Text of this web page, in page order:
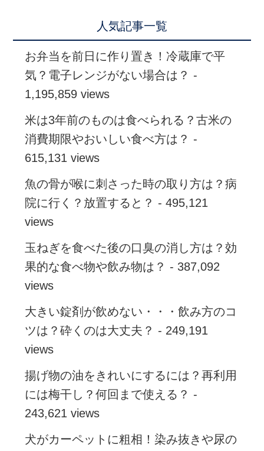
人気記事一覧
お弁当を前日に作り置き！冷蔵庫で平
気？電子レンジがない場合は？ -
1,195,859 views
米は3年前のものは食べられる？古米の
消費期限やおいしい食べ方は？ -
615,131 views
魚の骨が喉に刺さった時の取り方は？病
院に行く？放置すると？ - 495,121
views
玉ねぎを食べた後の口臭の消し方は？効
果的な食べ物や飲み物は？ - 387,092
views
大きい錠剤が飲めない・・・飲み方のコ
ツは？砕くのは大丈夫？ - 249,191
views
揚げ物の油をきれいにするには？再利用
には梅干し？何回まで使える？ -
243,621 views
犬がカーペットに粗相！染み抜きや尿の